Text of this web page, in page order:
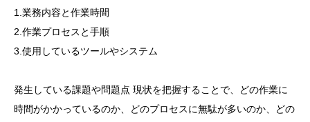
1.業務内容と作業時間
2.作業プロセスと手順
3.使用しているツールやシステム
発生している課題や問題点 現状を把握することで、どの作業に
時間がかかっているのか、どのプロセスに無駄が多いのか、どの